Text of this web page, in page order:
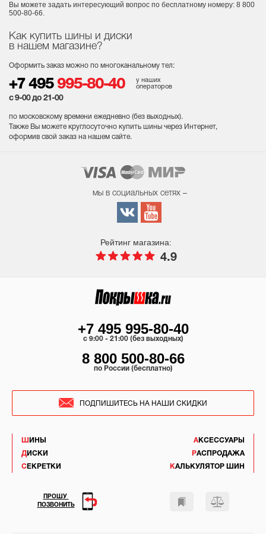
Как купить шины и диски
в нашем магазине?
Оформить заказ можно по многоканальному тел:
+7 495 995-80-40
у наших
операторов
с 9-00 до 21-00
по московскому времени ежедневно (без выходных).
Также Вы можете круглосуточно купить шины через Интернет,
оформив свой заказ на нашем сайте.
Вы можете задать интересующий вопрос по бесплатному номеру: 8 800
500-80-66.
мы в социальных сетях –
Рейтинг магазина:
4.9
ШИНЫ
ДИСКИ
СЕКРЕТКИ
АКСЕССУАРЫ
РАСПРОДАЖА
КАЛЬКУЛЯТОР ШИН
+7 495 995-80-40
c 9:00 - 21:00 (без выходных)
8 800 500-80-66
по России (бесплатно)
ПОДПИШИТЕСЬ НА НАШИ СКИДКИ
ПРОШУ
ПОЗВОНИТЬ